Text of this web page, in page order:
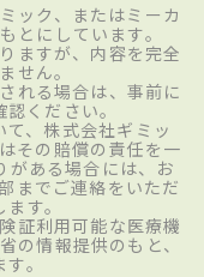
ック、またはミーカ
とにしています。
ますが、内容を完全
せん。
れる場合は、事前に
ください。
、株式会社ギミッ
その賠償の責任を一
がある場合には、お
までご連絡をいただ
す。
証利用可能な医療機
の情報提供のもと、
。